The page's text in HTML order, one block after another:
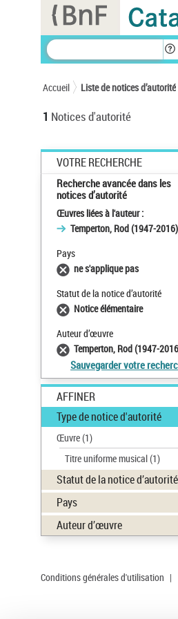
Accueil Liste de notices d’autorité
1 Notices d'autorité
VOTRE RECHERCHE
Recherche avancée dans les
notices d’autorité
Œuvres liées à l'auteur :
Temperton, Rod (1947-2016)
Pays
ne s'applique pas
Statut de la notice d’autorité
Notice élémentaire
Auteur d’œuvre
Temperton, Rod (1947-
Sauvegarder votre
AFFINER
Type de notice d'autorité
Œuvre(1)
Titre uniforme musical(1)
Statut de la notice d’autorité
Pays
Auteur d’œuvre
Conditions générales d'utilisation |
Panneau de gestion des cookies